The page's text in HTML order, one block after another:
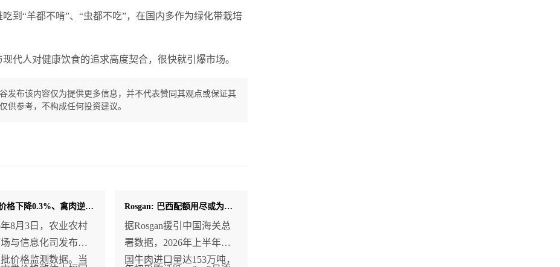
到“羊都不啃”、“虫都不吃”，在国内多作为绿化带栽培
代人对健康饮食的追求高度契合，很快就引爆市场。
发布该内容仅为提供更多信息，并不代表赞同其观点或保证其
供参考，不构成任何投资建议。
牛肉价格下降0.3%、禽肉逆势上涨0.8%！
年8月3日，农业农村
与信息化司发布最
价格监测数据。当
Rosgan: 巴西配额用尽或为阿根廷打开机遇窗口 保税货物延期使用明年配额谈判升温
据Rosgan援引中国海关总
署数据，2026年上半年中
国牛肉进口量达153万吨，